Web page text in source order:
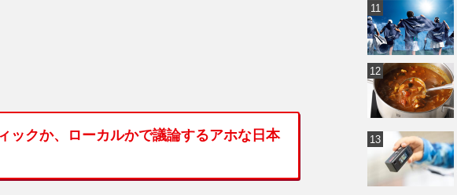
ックか、ローカルかで議論するアホな日本